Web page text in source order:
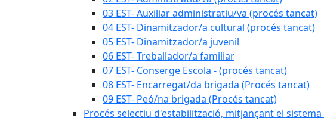
03 EST- Auxiliar administratiu/va (procés tancat)
04 EST- Dinamitzador/a cultural (procés tancat)
05 EST- Dinamitzador/a juvenil
06 EST- Treballador/a familiar
07 EST- Conserge Escola - (procés tancat)
08 EST- Encarregat/da brigada (Procés tancat)
09 EST- Peó/na brigada (Procés tancat)
Procés selectiu d'estabilització, mitjançant el